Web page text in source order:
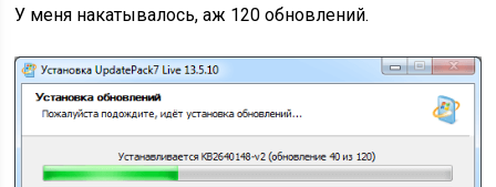
У меня накатывалось, аж 120 обновлений.